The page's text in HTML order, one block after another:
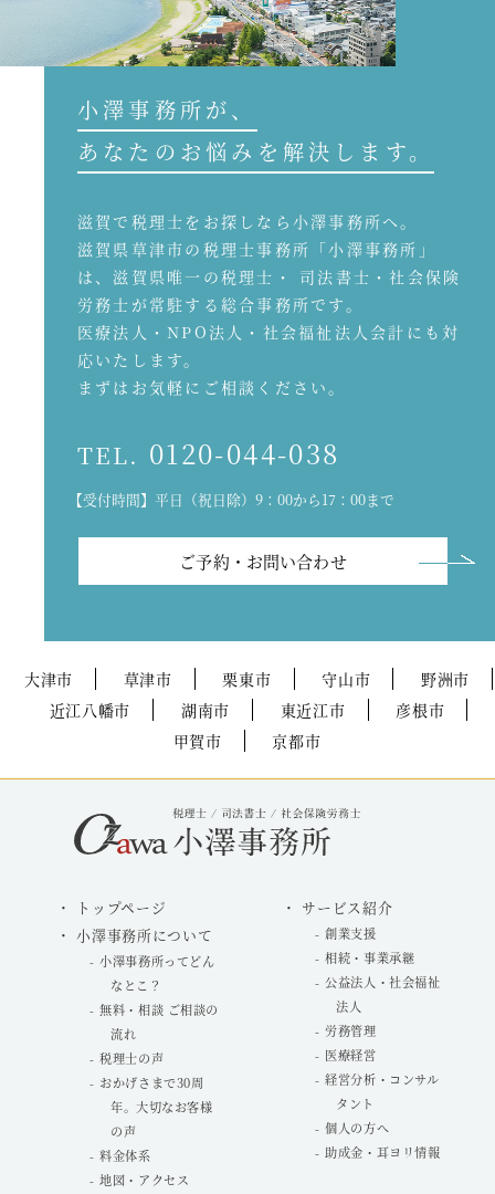
小澤事務所が、
あなたのお悩みを解決します。
滋賀で税理士をお探しなら小澤事務所へ。
滋賀県草津市の税理士事務所「小澤事務所」
は、滋賀県唯一の税理士・ 司法書士・社会保険
労務士が常駐する総合事務所です。
医療法人・NPO法人・社会福祉法人会計にも対
応いたします。
まずはお気軽にご相談ください。
TEL. 0120-044-038
【受付時間】平日（祝日除）9：00から17：00まで
ご予約・お問い合わせ
大津市 草津市 栗東市 守山市
野洲市
近江八幡市
湖南市 東近江市
彦根市
甲賀市
京都市
トップページ
小澤事務所について
小澤事務所ってどん
なとこ？
無料・相談 ご相談の
流れ
税理士の声
おかげさまで30周
年。大切なお客様
の声
料金体系
地図・アクセス
サービス紹介
創業支援
相続・事業承継
公益法人・社会福祉
法人
労務管理
医療経営
経営分析・コンサル
タント
個人の方へ
助成金・耳ヨリ情報